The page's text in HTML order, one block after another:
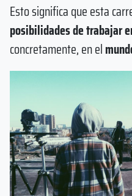
Esto significa que esta
posibilidades de trabajar
concretamente, en el